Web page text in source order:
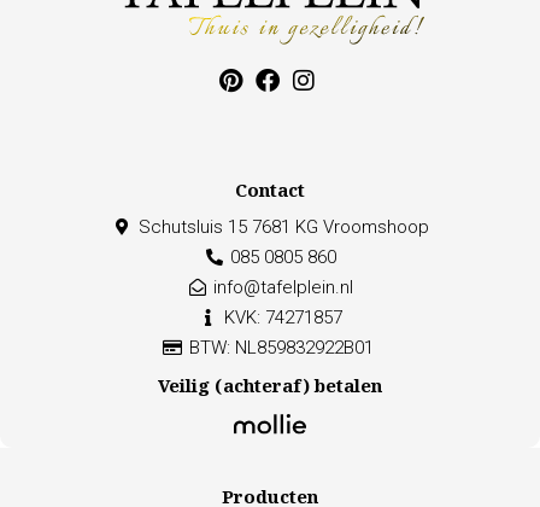
Contact
Schutsluis 15 7681 KG Vroomshoop
085 0805 860
info@tafelplein.nl
KVK: 74271857
BTW: NL859832922B01
Veilig (achteraf) betalen
Producten